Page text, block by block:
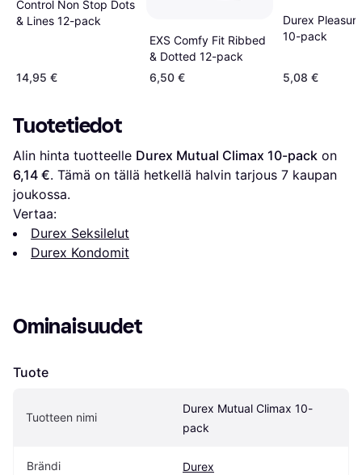
Control Non Stop Dots
& Lines 12-pack
14,95 €
EXS Comfy Fit Ribbed
& Dotted 12-pack
6,50 €
Durex
10-pack
5,08 €
Tuotetiedot
Alin hinta tuotteelle Durex Mutual Climax 10-pack
6,14 €. Tämä on tällä hetkellä halvin tarjous 7 kaupan
joukossa.
Vertaa:
Durex Seksilelut
Durex Kondomit
Ominaisuudet
Tuote
Tuotteen nimi
Durex Mutual Climax 10-
pack
Brändi Durex